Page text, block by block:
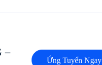
–
Ứng Tuyển Ngay